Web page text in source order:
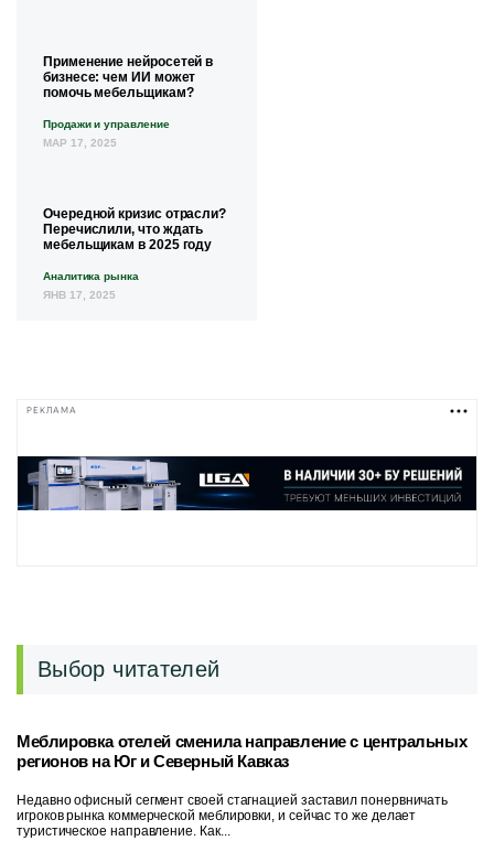
Применение нейросетей в
бизнесе: чем ИИ может
помочь мебельщикам?
Продажи и управление
МАР 17, 2025
Очередной кризис отрасли?
Перечислили, что ждать
мебельщикам в 2025 году
Аналитика рынка
ЯНВ 17, 2025
РЕКЛАМА
Выбор читателей
Меблировка отелей сменила направление с центральных
регионов на Юг и Северный Кавказ
Недавно офисный сегмент своей стагнацией заставил понервничать
игроков рынка коммерческой меблировки, и сейчас то же делает
туристическое направление. Как...